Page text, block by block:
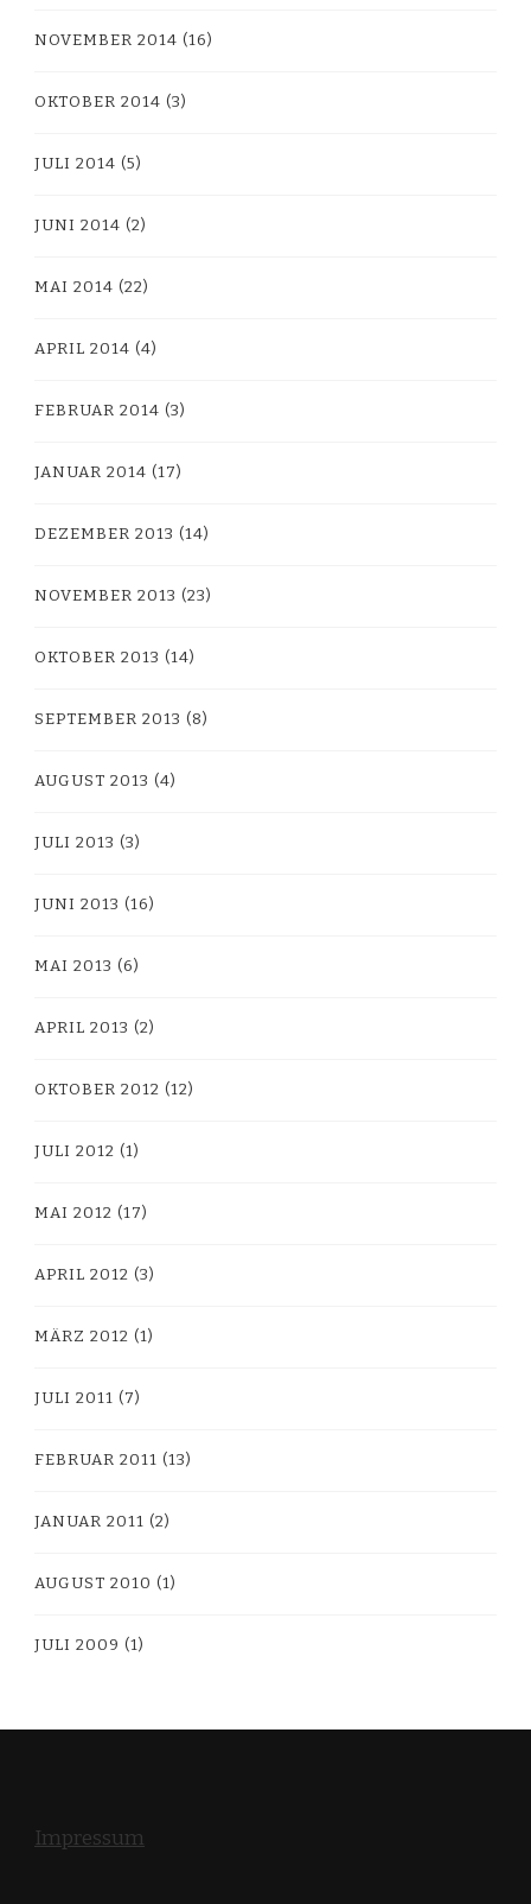
NOVEMBER 2014 (16)
OKTOBER 2014 (3)
JULI 2014 (5)
JUNI 2014 (2)
MAI 2014 (22)
APRIL 2014 (4)
FEBRUAR 2014 (3)
JANUAR 2014 (17)
DEZEMBER 2013 (14)
NOVEMBER 2013 (23)
OKTOBER 2013 (14)
SEPTEMBER 2013 (8)
AUGUST 2013 (4)
JULI 2013 (3)
JUNI 2013 (16)
MAI 2013 (6)
APRIL 2013 (2)
OKTOBER 2012 (12)
JULI 2012 (1)
MAI 2012 (17)
APRIL 2012 (3)
MÄRZ 2012 (1)
JULI 2011 (7)
FEBRUAR 2011 (13)
JANUAR 2011 (2)
AUGUST 2010 (1)
JULI 2009 (1)
Impressum